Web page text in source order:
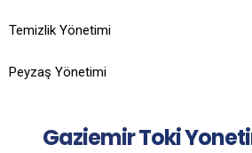
Temizlik Yönetimi
Peyzaş Yönetimi
GaziemirToki